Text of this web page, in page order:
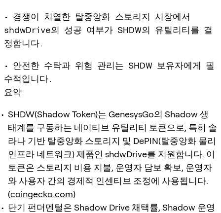
• 경쟁이 치열한 탈중앙화 스토리지 시장에서
shdwDrive의 성공 여부가 SHDW의 유틸리티를 결
정합니다.
• 안전한 수탁과 위험 관리는 SHDW 보유자에게 필
수적입니다.
요약
SHDW(Shadow Token)는 GenesysGo의 Shadow 생
태계를 구동하는 네이티브 유틸리티 토큰으로, 특히 솔
라나 기반 탈중앙화 스토리지 및 DePIN(탈중앙화 물리
인프라 네트워크) 제품인 shdwDrive를 지원합니다. 이
토큰은 스토리지 비용 지불, 운영자 담보 확보, 운영자
와 사용자 간의 경제적 인센티브 조정에 사용됩니다.
(coingecko.com)
단기 펀더멘털은 Shadow Drive 채택률, Shadow 운영